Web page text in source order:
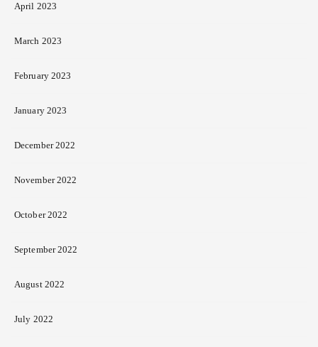
April 2023
March 2023
February 2023
January 2023
December 2022
November 2022
October 2022
September 2022
August 2022
July 2022